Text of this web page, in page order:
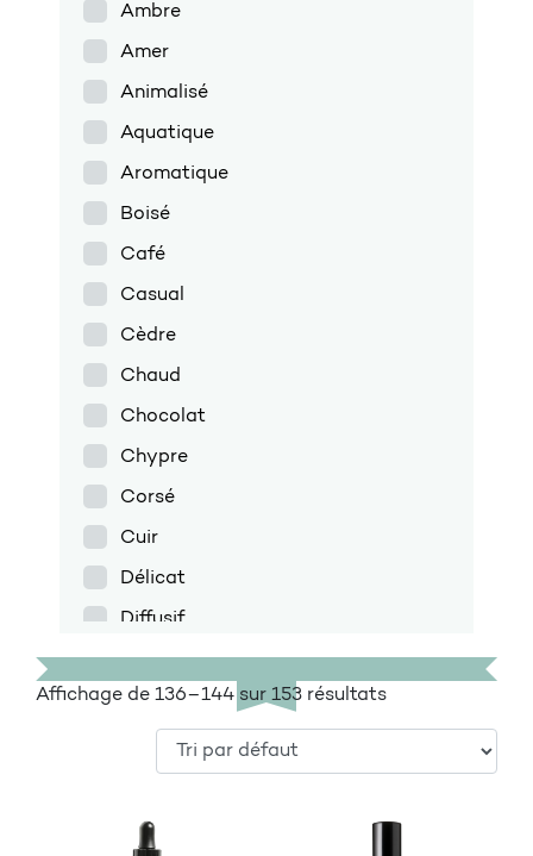
Ambre
Amer
Animalisé
Aquatique
Aromatique
Boisé
Café
Casual
Cèdre
Chaud
Chocolat
Chypre
Corsé
Cuir
Délicat
Diffusif
Discret
Doux
Encens
Épicé
Affichage de 136–144 sur 153 résultats